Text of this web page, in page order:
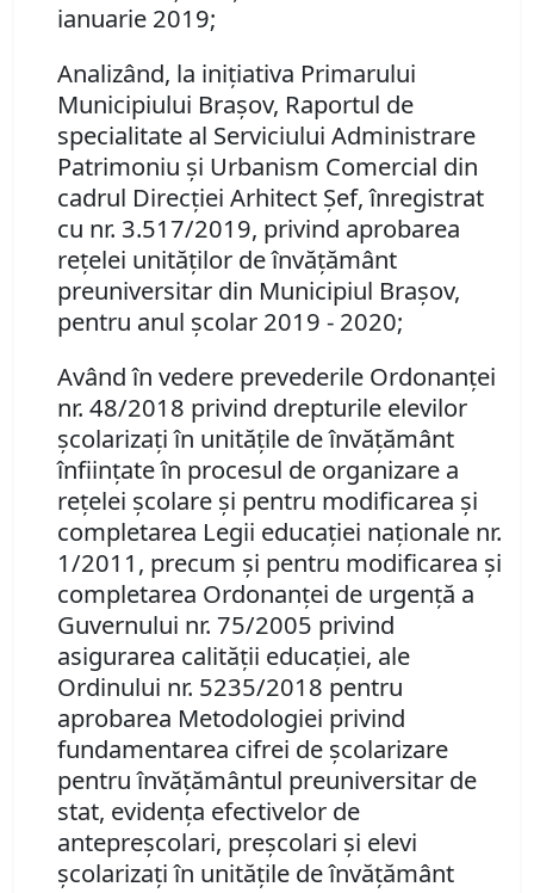
ianuarie 2019;
Analizând, la iniţiativa Primarului
Municipiului Braşov, Raportul de
specialitate al Serviciului Administrare
Patrimoniu şi Urbanism Comercial din
cadrul Direcţiei Arhitect Şef, înregistrat
cu nr. 3.517/2019, privind aprobarea
reţelei unităţilor de învăţământ
preuniversitar din Municipiul Braşov,
pentru anul şcolar 2019 - 2020;
Având în vedere prevederile Ordonanţei
nr. 48/2018 privind drepturile elevilor
şcolarizaţi în unităţile de învăţământ
înfiinţate în procesul de organizare a
reţelei şcolare şi pentru modificarea şi
completarea Legii educaţiei naţionale nr.
1/2011, precum şi pentru modificarea şi
completarea Ordonanţei de urgenţă a
Guvernului nr. 75/2005 privind
asigurarea calităţii educaţiei, ale
Ordinului nr. 5235/2018 pentru
aprobarea Metodologiei privind
fundamentarea cifrei de şcolarizare
pentru învăţământul preuniversitar de
stat, evidenţa efectivelor de
antepreşcolari, preşcolari şi elevi
şcolarizaţi în unităţile de învăţământ